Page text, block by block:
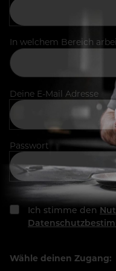
In welchem Bereich
Deine E-Mail Adresse
Passwort
Ich stimme den
Wähle deinen Zugang: